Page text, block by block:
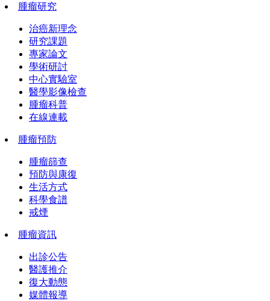
腫瘤研究
治癌新理念
研究課題
專家論文
學術研討
中心實驗室
醫學影像檢查
腫瘤科普
在線連載
腫瘤預防
腫瘤篩查
預防與康復
生活方式
科學食譜
戒煙
腫瘤資訊
出診公告
醫護推介
復大動態
媒體報導